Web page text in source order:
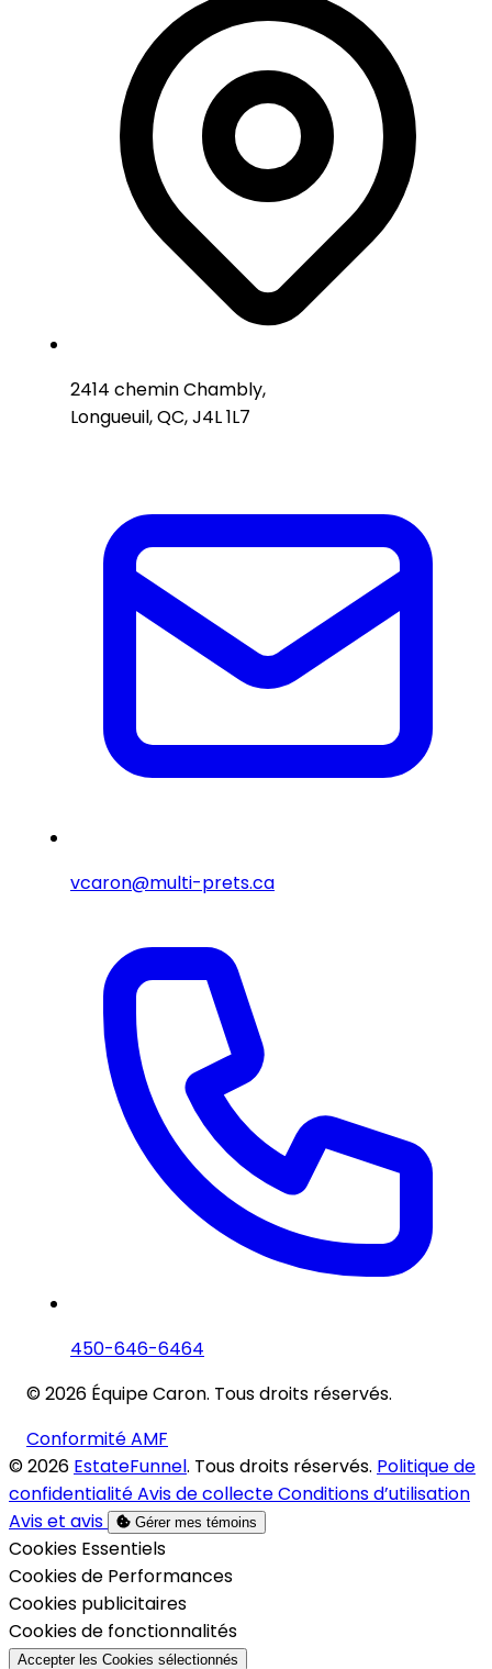
2414 chemin Chambly,
Longueuil, QC, J4L 1L7
vcaron@multi-prets.ca
450-646-6464
© 2026 Équipe Caron. Tous droits réservés.
Conformité AMF
© 2026 EstateFunnel. Tous droits réservés. Politique de
confidentialitéAvis de collecteConditions d’utilisation
Avis et avis
Gérer mes témoins
Activer
Cookies Essentiels
Activer
Cookies de Performances
Activer
Cookies publicitaires
Activer
Cookies de fonctionnalités
Accepter les Cookies sélectionnés